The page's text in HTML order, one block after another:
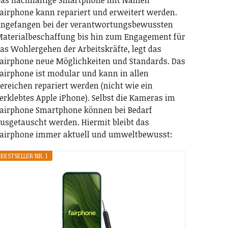
kann repariert und erweitert werden.
bei der verantwortungsbewussten
bis hin zum Engagement für
Wohlergehen der Arbeitskräfte, legt das
neue Möglichkeiten und Standards. Das
ist modular und kann in allen
repariert werden (nicht wie ein
Apple iPhone). Selbst die Kameras im
Smartphone können bei Bedarf
werden. Hiermit bleibt das
immer aktuell und umweltbewusst:
BESTSELLER NR. 1